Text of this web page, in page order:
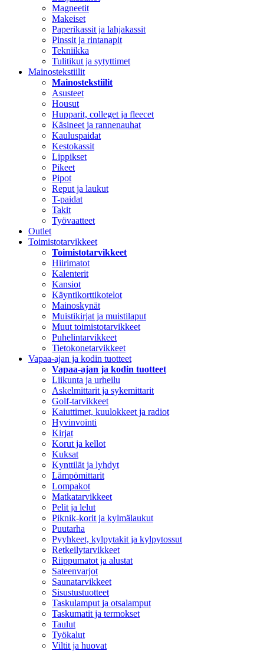
Magneetit
Makeiset
Paperikassit ja lahjakassit
Pinssit ja rintanapit
Tekniikka
Tulitikut ja sytyttimet
Mainostekstiilit
Mainostekstiilit
Asusteet
Housut
Hupparit, colleget ja fleecet
Käsineet ja rannenauhat
Kauluspaidat
Kestokassit
Lippikset
Pikeet
Pipot
Reput ja laukut
T-paidat
Takit
Työvaatteet
Outlet
Toimistotarvikkeet
Toimistotarvikkeet
Hiirimatot
Kalenterit
Kansiot
Käyntikorttikotelot
Mainoskynät
Muistikirjat ja muistilaput
Muut toimistotarvikkeet
Puhelintarvikkeet
Tietokonetarvikkeet
Vapaa-ajan ja kodin tuotteet
Vapaa-ajan ja kodin tuotteet
Liikunta ja urheilu
Askelmittarit ja sykemittarit
Golf-tarvikkeet
Kaiuttimet, kuulokkeet ja radiot
Hyvinvointi
Kirjat
Korut ja kellot
Kuksat
Kynttilät ja lyhdyt
Lämpömittarit
Lompakot
Matkatarvikkeet
Pelit ja lelut
Piknik-korit ja kylmälaukut
Puutarha
Pyyhkeet, kylpytakit ja kylpytossut
Retkeilytarvikkeet
Riippumatot ja alustat
Sateenvarjot
Saunatarvikkeet
Sisustustuotteet
Taskulamput ja otsalamput
Taskumatit ja termokset
Taulut
Työkalut
Viltit ja huovat